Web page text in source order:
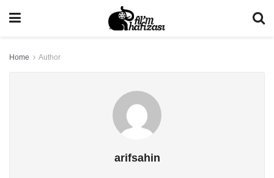
Home Author
arifsahin